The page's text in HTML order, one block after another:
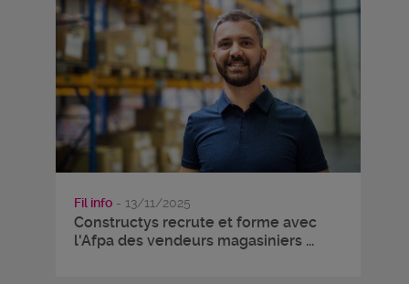
Fil info - 13/11/2025
Constructys recrute et forme avec
l'Afpa des vendeurs magasiniers ...